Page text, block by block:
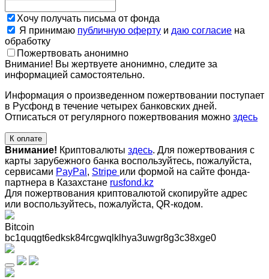
Хочу получать письма от фонда
Я принимаю публичную оферту и даю согласие на
обработку
Пожертвовать анонимно
Внимание! Вы жертвуете анонимно, следите за
информацией самостоятельно.
Информация о произведенном пожертвовании поступает
в Русфонд в течение четырех банковских дней.
Отписаться от регулярного пожертвования можно здесь
К оплате
Внимание! Криптовалюты здесь. Для пожертвования с
карты зарубежного банка воспользуйтесь, пожалуйста,
сервисами PayPal , Stripe или формой на сайте фонда-
партнера в Казахстане rusfond.kz
Для пожертвования криптовалютой скопируйте адрес
или воспользуйтесь, пожалуйста, QR-кодом.
Bitcoin
bc1quqgt6edksk84rcgwqlklhya3uwgr8g3c38xge0